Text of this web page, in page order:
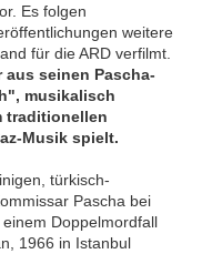
Es folgen
weitere
für die ARD verfilmt.
seinen Pascha-
musikalisch
traditionellen
Musik spielt.
türkisch-
Pascha bei
Doppelmordfall
1966 in Istanbul